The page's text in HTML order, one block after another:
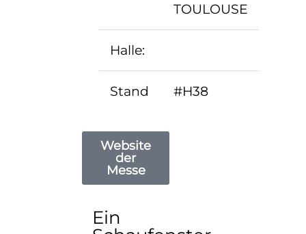
TOULOUSE
Halle:
Stand #H38
Website
der
Messe
Ein